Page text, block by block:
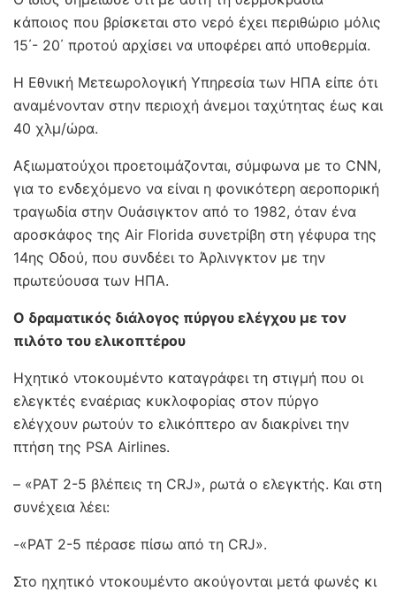
κάποιος που βρίσκεται στο νερό έχει περιθώριο μόλις
15΄- 20΄ προτού αρχίσει να υποφέρει από υποθερμία.
Η Εθνική Μετεωρολογική Υπηρεσία των ΗΠΑ είπε ότι
αναμένονταν στην περιοχή άνεμοι ταχύτητας έως και
40 χλμ/ώρα.
Αξιωματούχοι προετοιμάζονται, σύμφωνα με το CNN,
για το ενδεχόμενο να είναι η φονικότερη αεροπορική
τραγωδία στην Ουάσιγκτον από το 1982, όταν ένα
αροσκάφος της Air Florida συνετρίβη στη γέφυρα της
14ης Οδού, που συνδέει το Άρλινγκτον με την
πρωτεύουσα των ΗΠΑ.
Ο δραματικός διάλογος πύργου ελέγχου με τον
πιλότο του ελικοπτέρου
Ηχητικό ντοκουμέντο καταγράφει τη στιγμή που οι
ελεγκτές εναέριας κυκλοφορίας στον πύργο
ελέγχουν ρωτούν το ελικόπτερο αν διακρίνει την
πτήση της PSA Airlines.
– «PAT 2-5 βλέπεις τη CRJ», ρωτά ο ελεγκτής. Και στη
συνέχεια λέει:
-«PAT 2-5 πέρασε πίσω από τη CRJ».
Στο ηχητικό ντοκουμέντο ακούγονται μετά φωνές κι